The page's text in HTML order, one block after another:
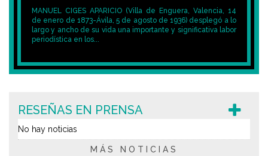
MANUEL CIGES APARICIO (Villa de Enguera, Valencia, 14
de enero de 1873-Ávila, 5 de agosto de 1936) desplegó a lo
largo y ancho de su vida una importante y significativa labor
periodística en los...
RESEÑAS EN PRENSA
No hay noticias
MÁS NOTICIAS